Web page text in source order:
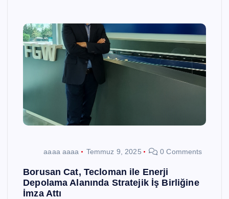
aaaa aaaa Temmuz 9, 2025 0 Comments
Borusan Cat, Tecloman ile Enerji
Depolama Alanında Stratejik İş Birliğine
İmza Attı